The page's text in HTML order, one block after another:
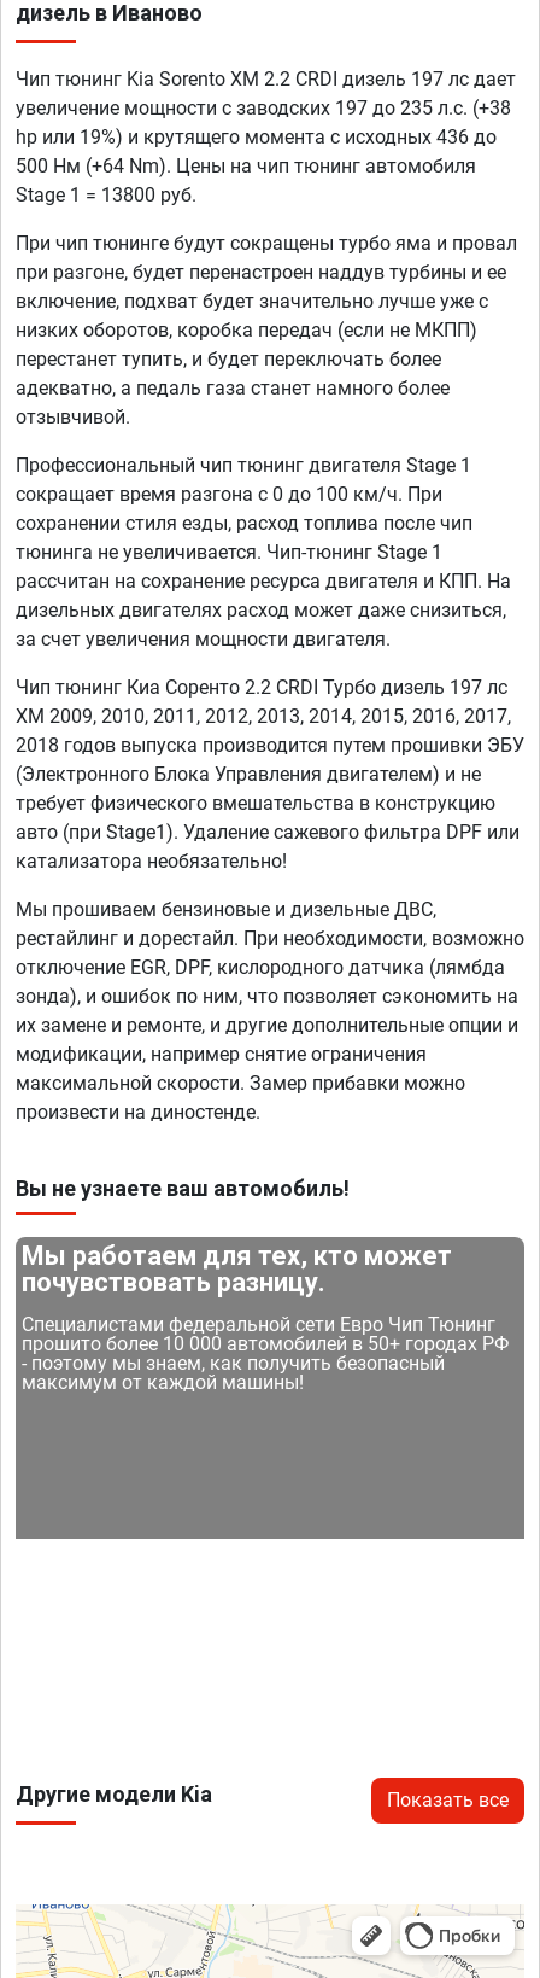
дизель в Иваново
Чип тюнинг Kia Sorento XM 2.2 CRDI дизель 197 лс дает
увеличение мощности с заводских 197 до 235 л.с. (+38
hp или 19%) и крутящего момента с исходных 436 до
500 Нм (+64 Nm). Цены на чип тюнинг автомобиля
Stage 1 = 13800 руб.
При чип тюнинге будут сокращены турбо яма и провал
при разгоне, будет перенастроен наддув турбины и ее
включение, подхват будет значительно лучше уже с
низких оборотов, коробка передач (если не МКПП)
перестанет тупить, и будет переключать более
адекватно, а педаль газа станет намного более
отзывчивой.
Профессиональный чип тюнинг двигателя Stage 1
сокращает время разгона с 0 до 100 км/ч. При
сохранении стиля езды, расход топлива после чип
тюнинга не увеличивается. Чип-тюнинг Stage 1
рассчитан на сохранение ресурса двигателя и КПП. На
дизельных двигателях расход может даже снизиться,
за счет увеличения мощности двигателя.
Чип тюнинг Киа Соренто 2.2 CRDI Турбо дизель 197 лс
XM 2009, 2010, 2011, 2012, 2013, 2014, 2015, 2016, 2017,
2018 годов выпуска производится путем прошивки ЭБУ
(Электронного Блока Управления двигателем) и не
требует физического вмешательства в конструкцию
авто (при Stage1). Удаление сажевого фильтра DPF или
катализатора необязательно!
Мы прошиваем бензиновые и дизельные ДВС,
рестайлинг и дорестайл. При необходимости, возможно
отключение EGR, DPF, кислородного датчика (лямбда
зонда), и ошибок по ним, что позволяет сэкономить на
их замене и ремонте, и другие дополнительные опции и
модификации, например снятие ограничения
максимальной скорости. Замер прибавки можно
произвести на диностенде.
Вы не узнаете ваш автомобиль!
Мы работаем для тех, кто может
почувствовать разницу.
Специалистами федеральной сети Евро Чип Тюнинг
прошито более 10 000 автомобилей в 50+ городах РФ
- поэтому мы знаем, как получить безопасный
максимум от каждой машины!
Другие модели Kia Показать все